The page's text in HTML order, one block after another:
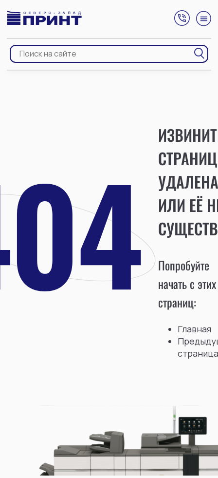
УДАЛЕНА
ИЛИ ЕЁ
Попробуйте
начать с этих
страниц:
Главная
страница